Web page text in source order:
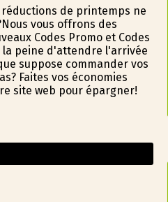
de printemps ne
vous offrons des
Codes Promo et Codes
la peine d'attendre l'arrivée
suppose commander vos
Faites vos économies
site web pour épargner!